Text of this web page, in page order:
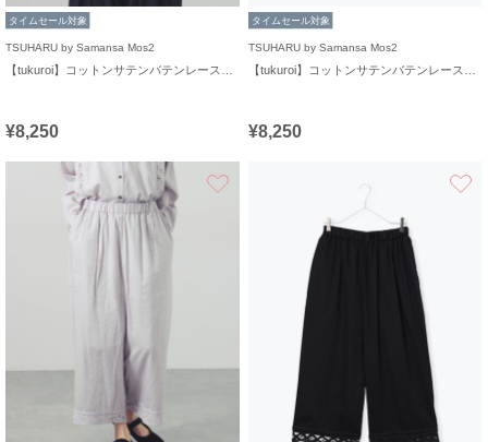
タイムセール対象
TSUHARU by Samansa Mos2
¥8,250
タイムセール対象
TSUHARU by Samansa Mos2
¥8,250